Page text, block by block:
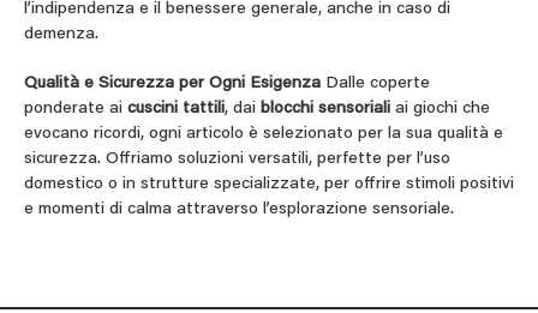
l’indipendenza e il benessere generale, anche in caso di
demenza.
Qualità e Sicurezza per Ogni Esigenza Dalle coperte
ponderate ai cuscini tattili, dai blocchi sensoriali ai giochi che
evocano ricordi, ogni articolo è selezionato per la sua qualità e
sicurezza. Offriamo soluzioni versatili, perfette per l’uso
domestico o in strutture specializzate, per offrire stimoli positivi
e momenti di calma attraverso l’esplorazione sensoriale.